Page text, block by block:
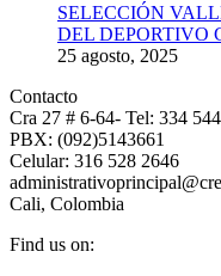
SELECCIÓN
DEL DEPORTIVO
25 agosto, 2025
Contacto
Cra 27 # 6-64- Tel: 334
PBX: (092)5143661
Celular: 316 528 2646
Cali, Colombia
Find us on: